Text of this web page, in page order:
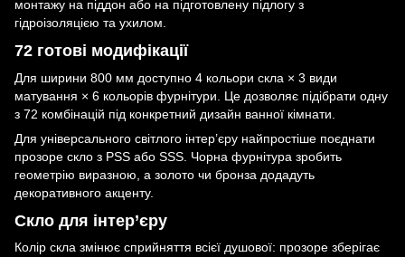
монтажу на піддон або на підготовлену підлогу з
гідроізоляцією та ухилом.
72 готові модифікації
Для ширини 800 мм доступно 4 кольори скла × 3 види
матування × 6 кольорів фурнітури. Це дозволяє підібрати одну
з 72 комбінацій під конкретний дизайн ванної кімнати.
Для універсального світлого інтер’єру найпростіше поєднати
прозоре скло з PSS або SSS. Чорна фурнітура зробить
геометрію виразною, а золото чи бронза додадуть
декоративного акценту.
Скло для інтер’єру
Колір скла змінює сприйняття всієї душової: прозоре зберігає